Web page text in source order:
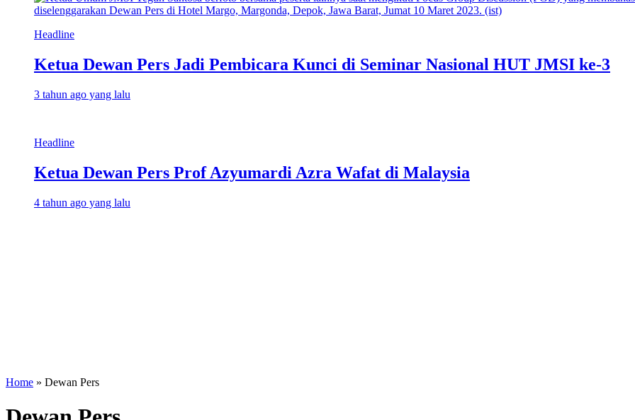
Headline
Ketua Dewan Pers Jadi Pembicara Kunci di Seminar Nasional HUT JMSI ke-3
3 tahun ago yang lalu
Headline
Ketua Dewan Pers Prof Azyumardi Azra Wafat di Malaysia
4 tahun ago yang lalu
Home » Dewan Pers